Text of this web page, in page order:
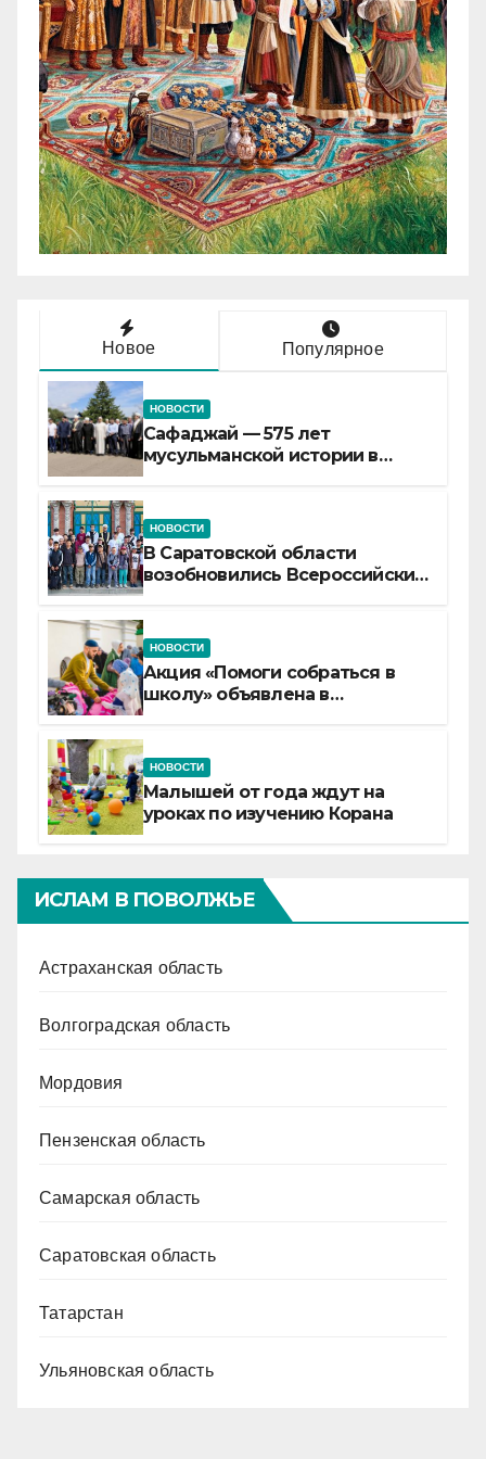
Новое Популярное
НОВОСТИ
Сафаджай — 575 лет
мусульманской истории в
НОВОСТИ
В Саратовской области
возобновились Всероссийские
НОВОСТИ
Акция «Помоги собраться в
школу» объявлена в
НОВОСТИ
Малышей от года ждут на
уроках по изучению Корана
ИСЛАМ В ПОВОЛЖЬЕ
Астраханская область
Волгоградская область
Мордовия
Пензенская область
Самарская область
Саратовская область
Татарстан
Ульяновская область